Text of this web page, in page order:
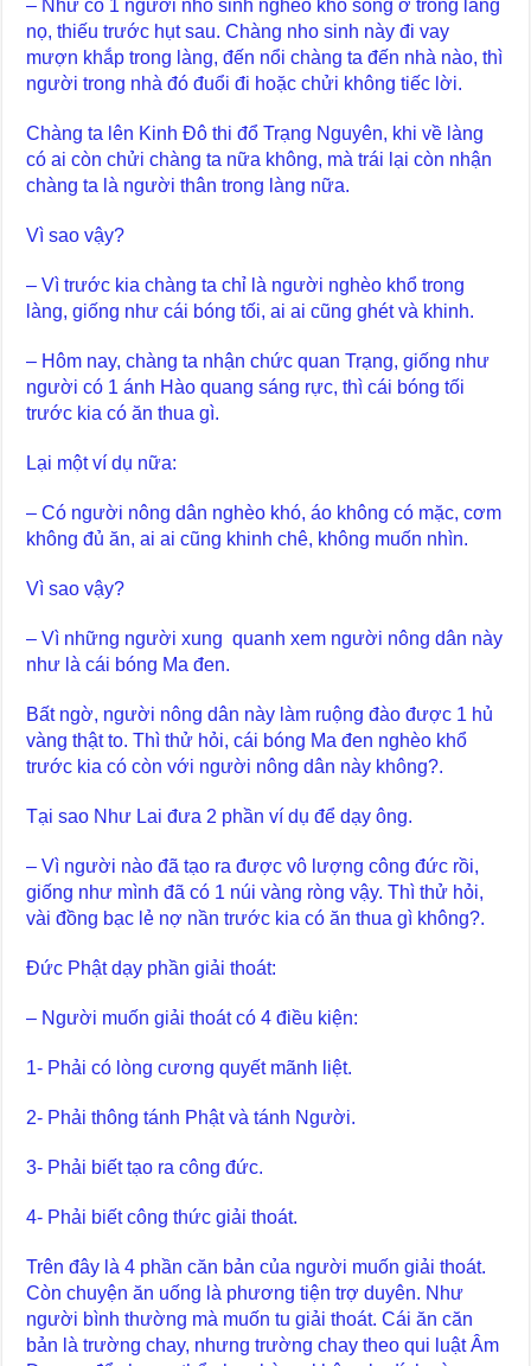
– Như có 1 người nho sinh nghèo khổ sống ở trong làng
nọ, thiếu trước hụt sau. Chàng nho sinh này đi vay
mượn khắp trong làng, đến nổi chàng ta đến nhà nào, thì
người trong nhà đó đuổi đi hoặc chửi không tiếc lời.
Chàng ta lên Kinh Đô thi đổ Trạng Nguyên, khi về làng
có ai còn chửi chàng ta nữa không, mà trái lại còn nhận
chàng ta là người thân trong làng nữa.
Vì sao vậy?
– Vì trước kia chàng ta chỉ là người nghèo khổ trong
làng, giống như cái bóng tối, ai ai cũng ghét và khinh.
– Hôm nay, chàng ta nhận chức quan Trạng, giống như
người có 1 ánh Hào quang sáng rực, thì cái bóng tối
trước kia có ăn thua gì.
Lại một ví dụ nữa:
– Có người nông dân nghèo khó, áo không có mặc, cơm
không đủ ăn, ai ai cũng khinh chê, không muốn nhìn.
Vì sao vậy?
– Vì những người xung quanh xem người nông dân này
như là cái bóng Ma đen.
Bất ngờ, người nông dân này làm ruộng đào được 1 hủ
vàng thật to. Thì thử hỏi, cái bóng Ma đen nghèo khổ
trước kia có còn với người nông dân này không?.
Tại sao Như Lai đưa 2 phần ví dụ để dạy ông.
– Vì người nào đã tạo ra được vô lượng công đức rồi,
giống như mình đã có 1 núi vàng ròng vậy. Thì thử hỏi,
vài đồng bạc lẻ nợ nần trước kia có ăn thua gì không?.
Đức Phật dạy phần giải thoát:
– Người muốn giải thoát có 4 điều kiện:
1- Phải có lòng cương quyết mãnh liệt.
2- Phải thông tánh Phật và tánh Người.
3- Phải biết tạo ra công đức.
4- Phải biết công thức giải thoát.
Trên đây là 4 phần căn bản của người muốn giải thoát.
Còn chuyện ăn uống là phương tiện trợ duyên. Như
người bình thường mà muốn tu giải thoát. Cái ăn căn
bản là trường chay, nhưng trường chay theo qui luật Âm